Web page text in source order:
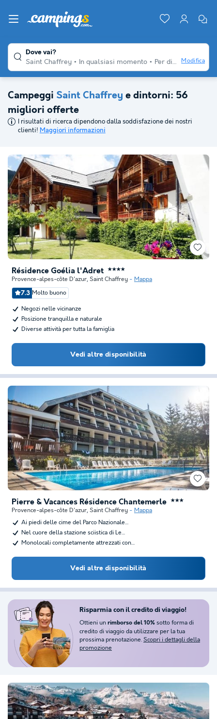
Dove vai?
Saint Chaffrey
In qualsiasi momento Per diversi viaggiatori Modifica
Campeggi Saint Chaffrey e dintorni: 56
migliori offerte
I risultati di ricerca dipendono dalla soddisfazione dei nostri
clienti! Maggiori informazioni
Résidence Goélia l'Adret ★★★★
Provence-alpes-côte D'azur, Saint Chaffrey Mappa
7.3 Molto buono
Negozi nelle vicinanze
Posizione tranquilla e naturale
Diverse attività per tutta la famiglia
Vedi altre disponibilità
Pierre & Vacances Résidence Chantemerle ★★★
Provence-alpes-côte D'azur, Saint Chaffrey
Mappa
Ai piedi delle cime del Parco Nazionale…
Nel cuore della stazione sciistica di Le…
Monolocali completamente attrezzati con…
Vedi altre disponibilità
Risparmia con il credito di viaggio!
Ottieni un rimborso del 10% sotto forma di
credito di viaggio da utilizzare per la tua
prossima prenotazione. Scopri i dettagli della
promozione